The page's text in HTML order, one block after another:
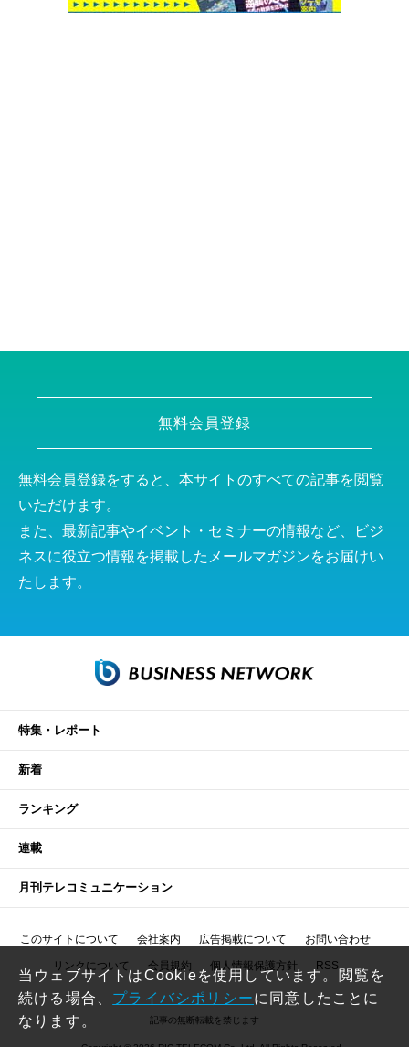
無料会員登録
無料会員登録をすると、本サイトのすべての記事を閲覧
いただけます。
また、最新記事やイベント・セミナーの情報など、ビジ
ネスに役立つ情報を掲載したメールマガジンをお届けい
たします。
特集・レポート
新着
ランキング
連載
月刊テレコミュニケーション
このサイトについて 会社案内 広告掲載について お問い合わせ
リンクについて 会員規約 個人情報保護方針 RSS
記事の無断転載を禁じます
当ウェブサイトはCookieを使用しています。閲覧を
続ける場合、 プライバシポリシーに同意したことに
なります。